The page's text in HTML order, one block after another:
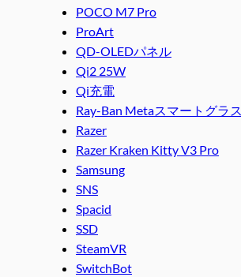
POCO M7 Pro
ProArt
QD-OLEDパネル
Qi2 25W
Qi充電
Ray-Ban Metaスマートグラス
Razer
Razer Kraken Kitty V3 Pro
Samsung
SNS
Spacid
SSD
SteamVR
SwitchBot